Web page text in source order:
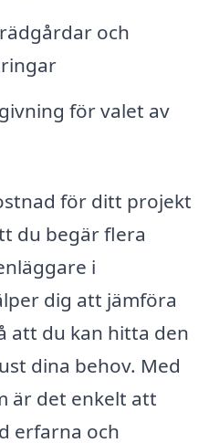
och
för valet av
för ditt projekt
du begär flera
i
dig att jämföra
att du kan hitta den
dina behov. Med
är det enkelt att
erfarna och